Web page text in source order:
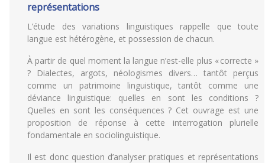
représentations
L’étude des variations linguistiques rappelle que toute
langue est hétérogène, et possession de chacun.
À partir de quel moment la langue n’est-elle plus « correcte »
? Dialectes, argots, néologismes divers… tantôt perçus
comme un patrimoine linguistique, tantôt comme une
déviance linguistique: quelles en sont les conditions ?
Quelles en sont les conséquences ? Cet ouvrage est une
proposition de réponse à cette interrogation plurielle
fondamentale en sociolinguistique.
Il est donc question d’analyser pratiques et représentations